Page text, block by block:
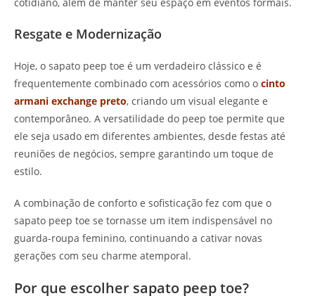
Resgate e Modernização
Hoje, o sapato peep toe é um verdadeiro clássico e é
frequentemente combinado com acessórios como o cinto
armani exchange preto, criando um visual elegante e
contemporâneo. A versatilidade do peep toe permite que
ele seja usado em diferentes ambientes, desde festas até
reuniões de negócios, sempre garantindo um toque de
estilo.
A combinação de conforto e sofisticação fez com que o
sapato peep toe se tornasse um item indispensável no
guarda-roupa feminino, continuando a cativar novas
gerações com seu charme atemporal.
Por que escolher sapato peep toe?